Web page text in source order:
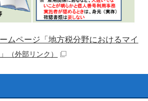
ムページ「地方税分野におけるマイ
（外部リンク）